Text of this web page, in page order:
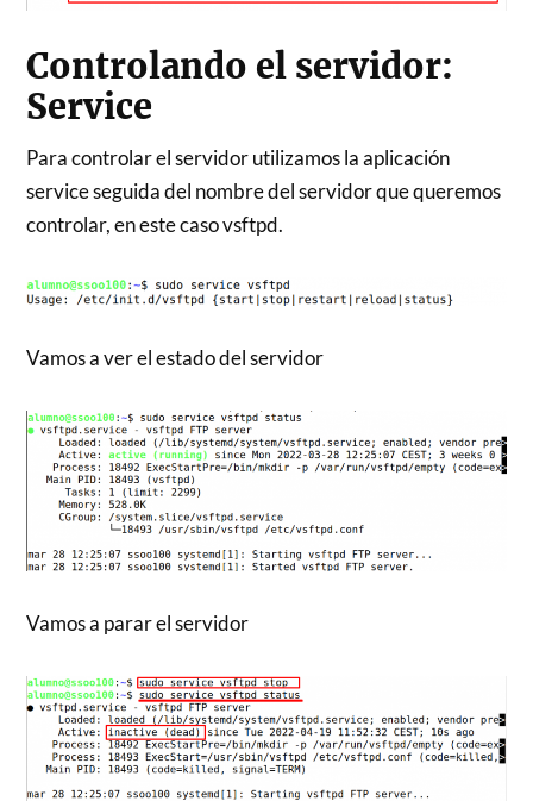
Controlando el servidor:
Service
Para controlar el servidor utilizamos la aplicación
service seguida del nombre del servidor que queremos
controlar, en este caso vsftpd.
Vamos a ver el estado del servidor
Vamos a parar el servidor